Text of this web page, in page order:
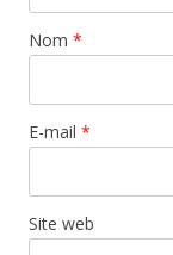
Nom *
E-mail *
Site web